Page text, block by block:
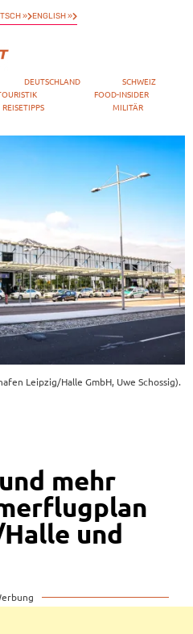
» ENGLISH »
DEUTSCHLAND
SCHWEIZ
FOOD-INSIDER
REISETIPPS MILITÄR
Leipzig/Halle GmbH, Uwe Schossig).
mehr
und